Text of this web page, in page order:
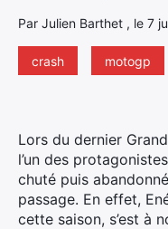
Par Julien Barthet , le 7
crash motogp
Lors du dernier
l’un des
chuté puis
passage. En effet,
cette saison, s’est à